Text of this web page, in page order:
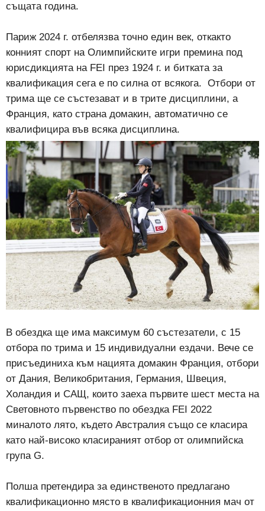
същата година.
Париж 2024 г. отбелязва точно един век, откакто
конният спорт на Олимпийските игри премина под
юрисдикцията на FEI през 1924 г. и битката за
квалификация сега е по силна от всякога. Отбори от
трима ще се състезават и в трите дисциплини, а
Франция, като страна домакин, автоматично се
квалифицира във всяка дисциплина.
В обездка ще има максимум 60 състезатели, с 15
отбора по трима и 15 индивидуални ездачи. Вече се
присъединиха към нацията домакин Франция, отбори
от Дания, Великобритания, Германия, Швеция,
Холандия и САЩ, които заеха първите шест места на
Световното първенство по обездка FEI 2022
миналото лято, където Австралия също се класира
като най-високо класираният отбор от олимпийска
група G.
Полша претендира за единственото предлагано
квалификационно място в квалификационния мач от